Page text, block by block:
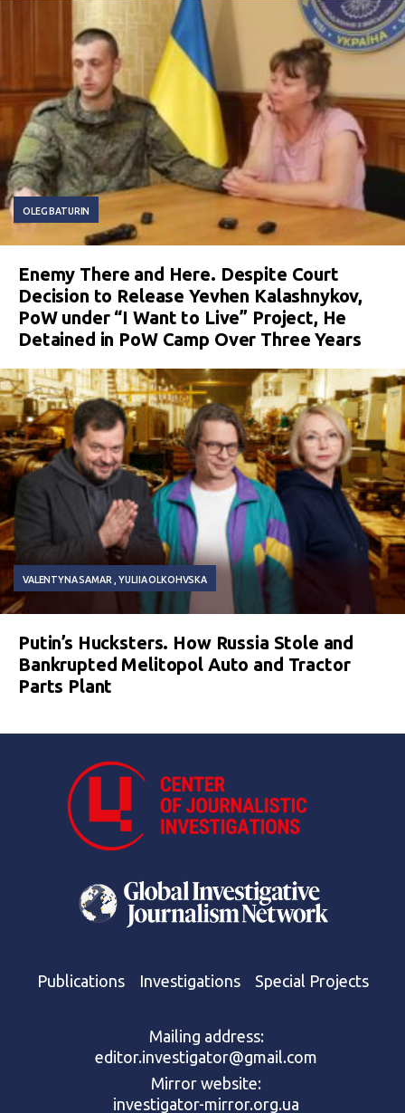
OLEG BATURIN
Enemy There and Here. Despite Court
Decision to Release Yevhen Kalashnykov,
PoW under “I Want to Live” Project, He
Detained in PoW Camp Over Three Years
VALENTYNA SAMAR YULIIA OLKOHVSKA
Putin’s Hucksters. How Russia Stole and
Bankrupted Melitopol Auto and Tractor
Parts Plant
Publications Investigations Special Projects
Mailing address:
editor.investigator@gmail.com
Mirror website:
investigator-mirror.org.ua